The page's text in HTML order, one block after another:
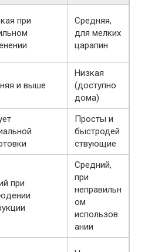
при
Средняя,
для мелких
царапин
и выше
Низкая
(доступно
дома)
Просты и
быстродей
ствующие
при
Средний,
при
неправильн
ом
использов
ании